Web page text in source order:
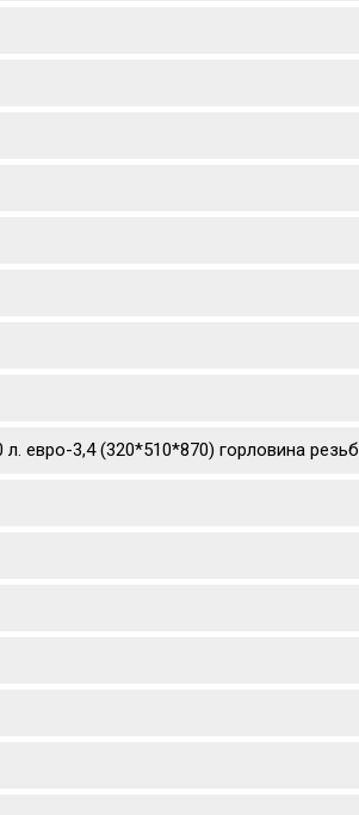
евро-3,4 (320*510*870) горловина резьб